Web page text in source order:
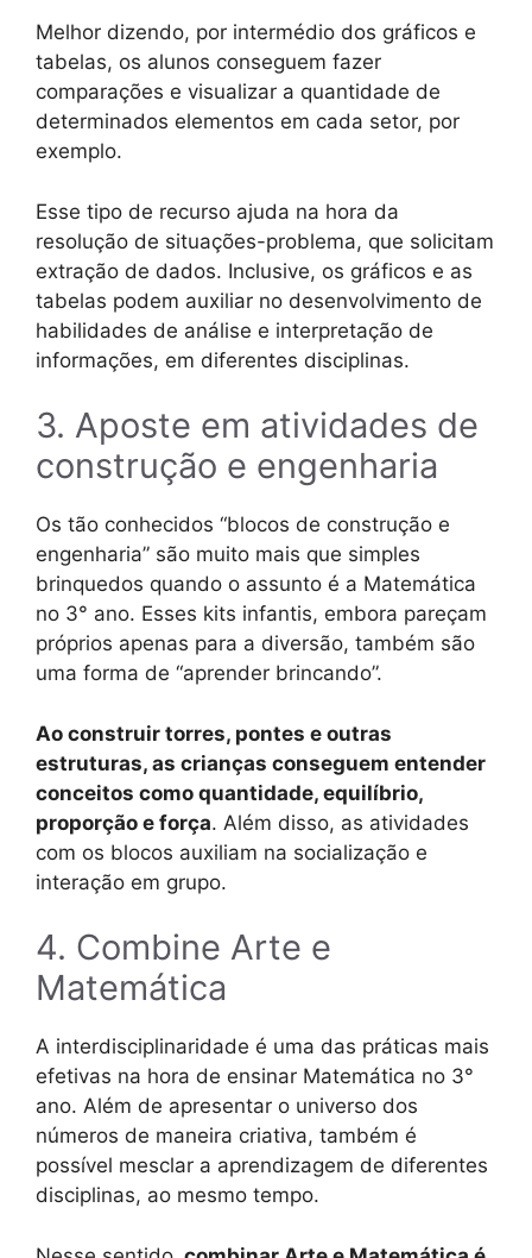
Melhor dizendo, por intermédio dos gráficos e
tabelas, os alunos conseguem fazer
comparações e visualizar a quantidade de
determinados elementos em cada setor, por
exemplo.
Esse tipo de recurso ajuda na hora da
resolução de situações-problema, que solicitam
extração de dados. Inclusive, os gráficos e as
tabelas podem auxiliar no desenvolvimento de
habilidades de análise e interpretação de
informações, em diferentes disciplinas.
3. Aposte em atividades de
construção e engenharia
Os tão conhecidos “blocos de construção e
engenharia” são muito mais que simples
brinquedos quando o assunto é a Matemática
no 3° ano. Esses kits infantis, embora pareçam
próprios apenas para a diversão, também são
uma forma de “aprender brincando”.
Ao construir torres, pontes e outras
estruturas, as crianças conseguem entender
conceitos como quantidade, equilíbrio,
proporção e força. Além disso, as atividades
com os blocos auxiliam na socialização e
interação em grupo.
4. Combine Arte e
Matemática
A interdisciplinaridade é uma das práticas mais
efetivas na hora de ensinar Matemática no 3°
ano. Além de apresentar o universo dos
números de maneira criativa, também é
possível mesclar a aprendizagem de diferentes
disciplinas, ao mesmo tempo.